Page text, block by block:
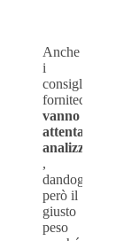
Anche
i
consigli
forniteci
vanno
attentamente
analizzati
,
dandogli
però il
giusto
peso